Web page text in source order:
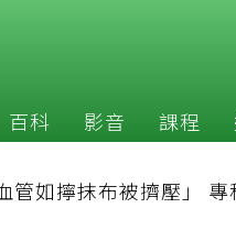
百科 影音 課程
管如擰抹布被擠壓」